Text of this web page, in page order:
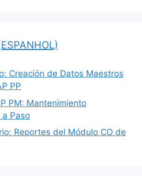
Creación de Datos Maestros
PP
PM: Mantenimiento
a Paso
Reportes del Módulo CO de